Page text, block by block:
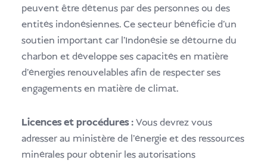
peuvent être détenus par des personnes ou des
entités indonésiennes. Ce secteur bénéficie d'un
soutien important car l'Indonésie se détourne du
charbon et développe ses capacités en matière
d'énergies renouvelables afin de respecter ses
engagements en matière de climat.
Licences et procédures :Vous devrez vous
adresser au ministère de l'énergie et des ressources
minérales pour obtenir les autorisations